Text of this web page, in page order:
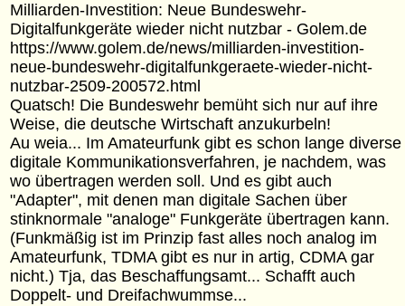
Milliarden-Investition: Neue Bundeswehr-
Digitalfunkgeräte wieder nicht nutzbar - Golem.de
https://www.golem.de/news/milliarden-investition-
neue-bundeswehr-digitalfunkgeraete-wieder-nicht-
nutzbar-2509-200572.html
Quatsch! Die Bundeswehr bemüht sich nur auf ihre
Weise, die deutsche Wirtschaft anzukurbeln!
Au weia... Im Amateurfunk gibt es schon lange diverse
digitale Kommunikationsverfahren, je nachdem, was
wo übertragen werden soll. Und es gibt auch
"Adapter", mit denen man digitale Sachen über
stinknormale "analoge" Funkgeräte übertragen kann.
(Funkmäßig ist im Prinzip fast alles noch analog im
Amateurfunk, TDMA gibt es nur in artig, CDMA gar
nicht.) Tja, das Beschaffungsamt... Schafft auch
Doppelt- und Dreifachwummse...